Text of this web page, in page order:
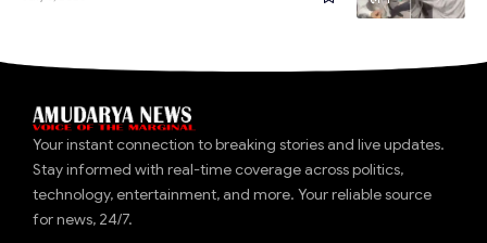
Your instant connection to breaking stories and live updates.
Stay informed with real-time coverage across politics,
technology, entertainment, and more. Your reliable source
for news, 24/7.